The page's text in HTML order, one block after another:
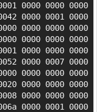
0000 0000 0000
0000 0001 0000
0000 0000 0000
0000 0000 0000
0000 0000 0000
0000 0007 0000
0000 0000 0000
0000 0000 0000
0000 0000 0000
0000 0001 0000